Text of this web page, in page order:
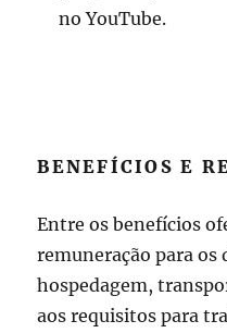
no YouTube.
BENEFÍCIOS E
Entre os benefícios
remuneração para os
hospedagem,
aos requisitos para